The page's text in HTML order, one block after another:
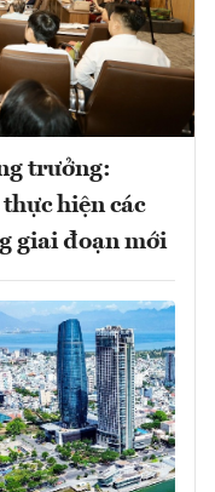
trưởng:
hiện các
giai đoạn mới